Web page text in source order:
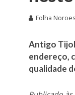
Folha
Antigo
endereço,
qualidade